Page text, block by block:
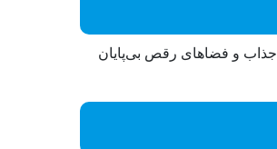
جذاب و فضاهای رقص بی‌پایان